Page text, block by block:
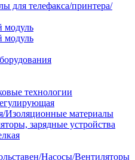
для телефакса/принтера/
модуль
модуль
технологии
Изоляционные материалы
зарядные устройства
Насосы/Вентиляторы